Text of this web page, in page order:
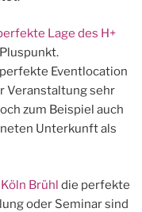
Lage des H+
Eventlocation
Veranstaltung sehr
zum Beispiel auch
Unterkunft als
Brühl die perfekte
oder Seminar sind